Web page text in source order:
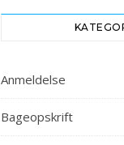
Anmeldelse
Bageopskrift